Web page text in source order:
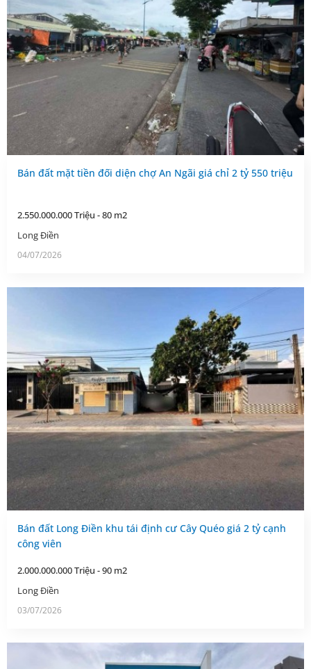
Bán đất mặt tiền đối diện chợ An Ngãi giá chỉ 2 tỷ 550 triệu
2.550.000.000 Triệu - 80 m2
Long Điền
04/07/2026
Bán đất Long Điền khu tái định cư Cây Quéo giá 2 tỷ cạnh
công viên
2.000.000.000 Triệu - 90 m2
Long Điền
03/07/2026